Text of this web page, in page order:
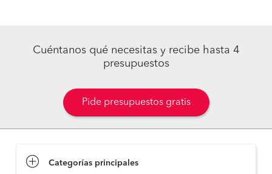
Cuéntanos qué necesitas y recibe hasta 4
presupuestos
Pide presupuestos gratis
Categorías principales